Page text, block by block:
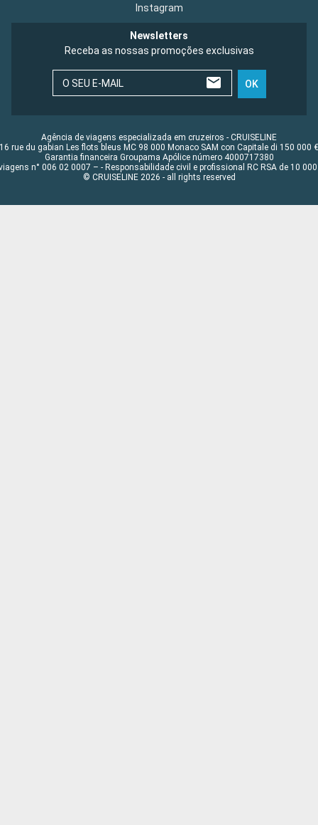
Instagram
Newsletters
Receba as nossas promoções exclusivas
O SEU E-MAIL OK
Agência de viagens especializada em cruzeiros - CRUISELINE
16 rue du gabian Les flots bleus MC 98 000 Monaco SAM con Capitale di 150 000 €
Garantia financeira Groupama Apólice número 4000717380
n° 006 02 0007 – - Responsabilidade civil e profissional RC RSA de 10 000
© CRUISELINE 2026 - all rights reserved